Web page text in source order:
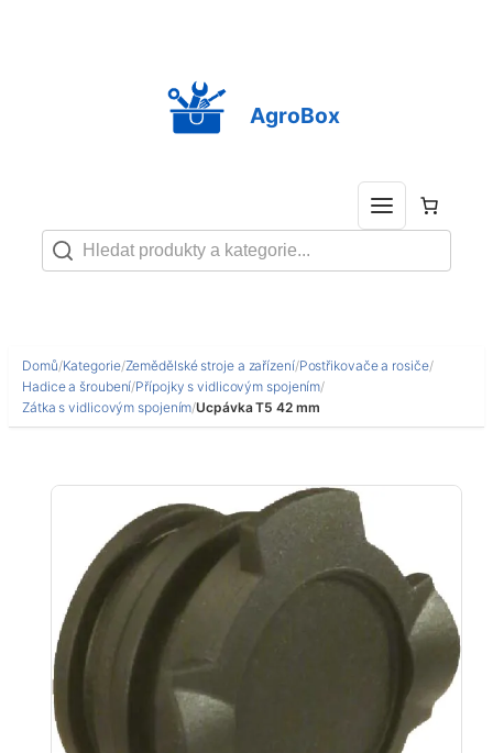
AgroBox
Domů/Kategorie/Zemědělské stroje a zařízení/Postřikovače a rosiče/
Hadice a šroubení/Přípojky s vidlicovým spojením/
Zátka s vidlicovým spojením/Ucpávka T5 42 mm